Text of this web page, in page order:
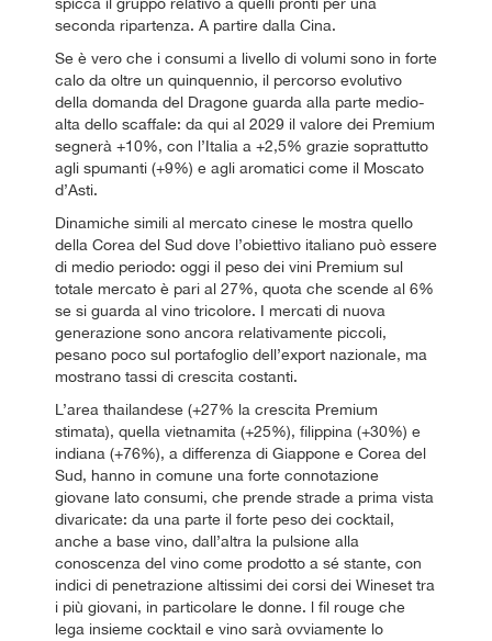
seconda ripartenza. A partire dalla Cina.
Se è vero che i consumi a livello di volumi sono in forte
calo da oltre un quinquennio, il percorso evolutivo
della domanda del Dragone guarda alla parte medio-
alta dello scaffale: da qui al 2029 il valore dei Premium
segnerà +10%, con l’Italia a +2,5% grazie soprattutto
agli spumanti (+9%) e agli aromatici come il Moscato
d’Asti.
Dinamiche simili al mercato cinese le mostra quello
della Corea del Sud dove l’obiettivo italiano può essere
di medio periodo: oggi il peso dei vini Premium sul
totale mercato è pari al 27%, quota che scende al 6%
se si guarda al vino tricolore. I mercati di nuova
generazione sono ancora relativamente piccoli,
pesano poco sul portafoglio dell’export nazionale, ma
mostrano tassi di crescita costanti.
L’area thailandese (+27% la crescita Premium
stimata), quella vietnamita (+25%), filippina (+30%) e
indiana (+76%), a differenza di Giappone e Corea del
Sud, hanno in comune una forte connotazione
giovane lato consumi, che prende strade a prima vista
divaricate: da una parte il forte peso dei cocktail,
anche a base vino, dall’altra la pulsione alla
conoscenza del vino come prodotto a sé stante, con
indici di penetrazione altissimi dei corsi dei Wineset tra
i più giovani, in particolare le donne. l fil rouge che
lega insieme cocktail e vino sarà ovviamente lo